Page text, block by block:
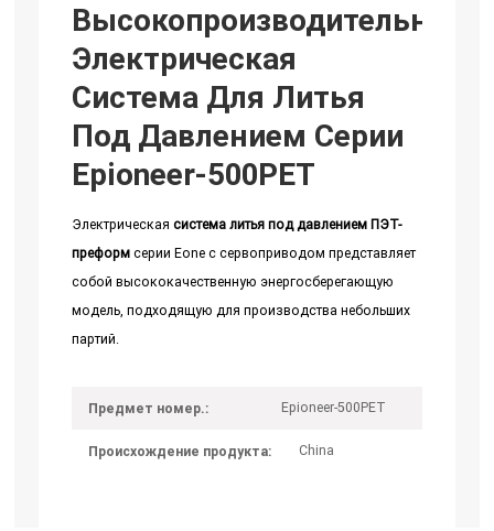
Высокопроизводительная
Электрическая
Система Для Литья
Под Давлением Серии
Epioneer-500PET
Электрическая система литья под давлением ПЭТ-
преформсерии Eone с сервоприводом представляет
собой высококачественную энергосберегающую
модель, подходящую для производства небольших
партий.
Предмет номер.: Epioneer-500PET
Происхождение продукта: China